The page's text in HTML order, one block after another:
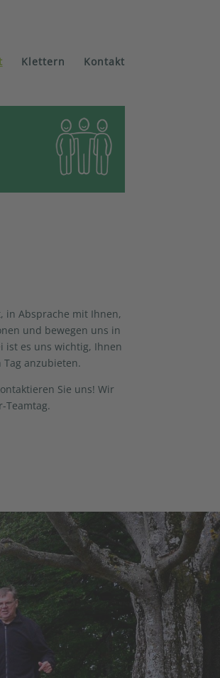
Klettern Kontakt
in Absprache mit Ihnen,
und bewegen uns in
ist es uns wichtig, Ihnen
anzubieten.
Sie uns! Wir
Teamtag.